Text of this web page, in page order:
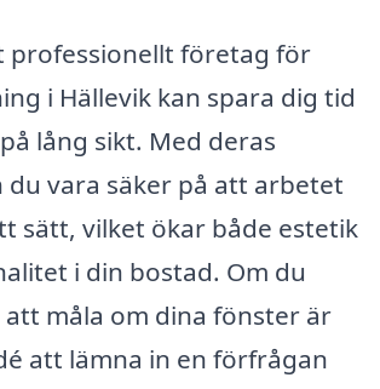
professionellt företag för
i Hällevik kan spara dig tid
lång sikt. Med deras
du vara säker på att arbetet
sätt, vilket ökar både estetik
i din bostad. Om du
måla om dina fönster är
att lämna in en förfrågan